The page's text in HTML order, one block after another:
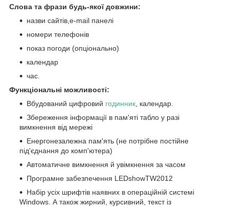
Слова та фрази будь-якої довжини:
назви сайтів,e-mail панелі
номери телефонів
показ погоди (опціонально)
календар
час.
Функціональні можливості:
Вбудований цифровий годинник, календар.
Збереження інформації в пам'яті табло у разі
вимкнення від мережі
Енергонезалежна пам'ять (не потрібне постійне
під'єднання до комп'ютера)
Автоматичне вимкнення й увімкнення за часом
Програмне забезпечення LEDshowTW2012
Набір усіх шрифтів наявних в операційній системі
Windows. А також жирний, курсивний, текст із